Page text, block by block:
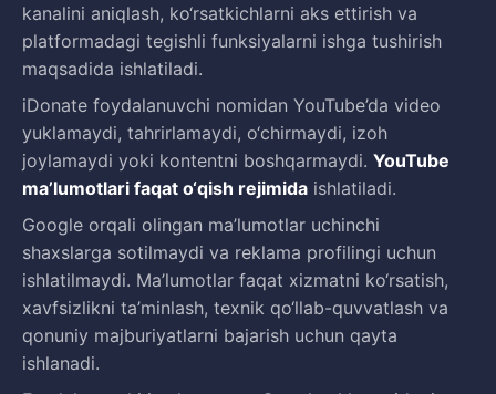
kanalini aniqlash, ko‘rsatkichlarni aks ettirish va
platformadagi tegishli funksiyalarni ishga tushirish
maqsadida ishlatiladi.
iDonate foydalanuvchi nomidan YouTube’da video
yuklamaydi, tahrirlamaydi, o‘chirmaydi, izoh
joylamaydi yoki kontentni boshqarmaydi. YouTube
ma’lumotlari faqat o‘qish rejimida ishlatiladi.
Google orqali olingan ma’lumotlar uchinchi
shaxslarga sotilmaydi va reklama profilingi uchun
ishlatilmaydi. Ma’lumotlar faqat xizmatni ko‘rsatish,
xavfsizlikni ta’minlash, texnik qo‘llab-quvvatlash va
qonuniy majburiyatlarni bajarish uchun qayta
ishlanadi.